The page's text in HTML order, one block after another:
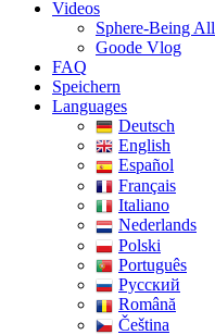
Videos
Sphere-Being
Goode Vlog
FAQ
Speichern
Languages
Deutsch
English
Español
Français
Italiano
Nederlands
Polski
Português
Pусский
Română
Čeština